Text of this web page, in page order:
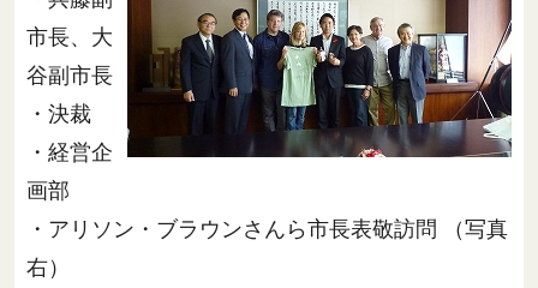
市長、大
谷副市長
・決裁
・経営企
画部
・アリソン・ブラウンさんら市長表敬訪問 （写真
右）